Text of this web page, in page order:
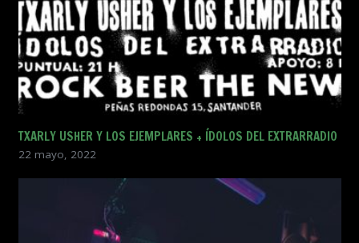
TXARLY USHER Y LOS EJEMPLARES + ÍDOLOS DEL EXTRARRADIO
22 mayo, 2022